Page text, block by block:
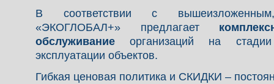
В соответствии с
«ЭКОГЛОБАЛ+» предлагает
обслуживание организаций на
эксплуатации объектов.
Гибкая ценовая политика и СКИДКИ –